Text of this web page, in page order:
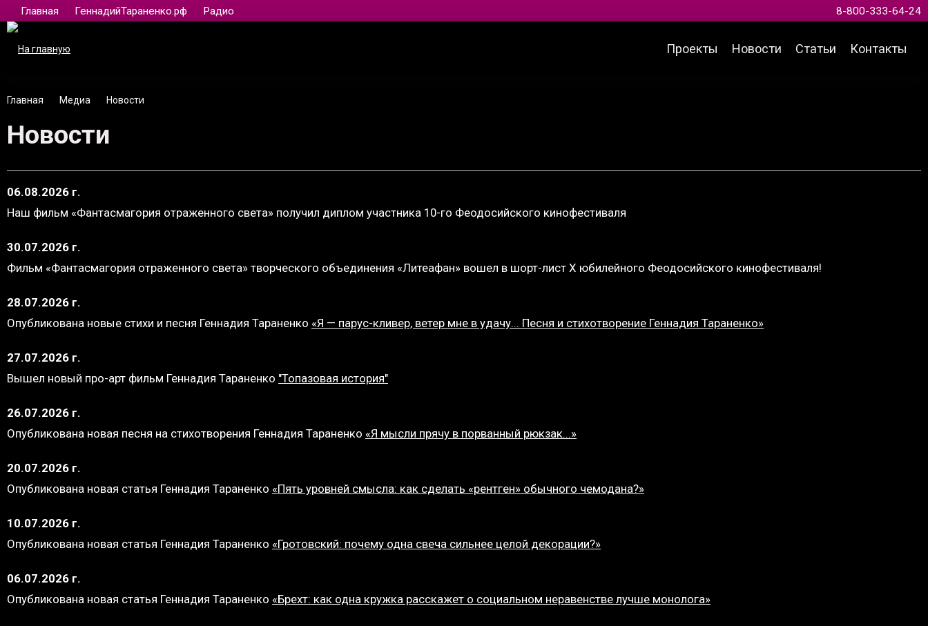
Главная ГеннадийТараненко.рф Радио 8-800-333-64-24
Проекты Новости Статьи Контакты
Главная Медиа Новости
Новости
06.08.2026 г.
Наш фильм «Фантасмагория отраженного света» получил диплом участника 10-го Феодосийского кинофестиваля
30.07.2026 г.
Фильм «Фантасмагория отраженного света» творческого объединения «Литеафан» вошел в шорт-лист X юбилейного Феодосийского кинофестиваля!
28.07.2026 г.
Опубликована новые стихи и песня Геннадия Тараненко «Я — парус-кливер, ветер мне в удачу... Песня и стихотворение Геннадия Тараненко»
27.07.2026 г.
Вышел новый про-арт фильм Геннадия Тараненко "Топазовая история"
26.07.2026 г.
Опубликована новая песня на стихотворения Геннадия Тараненко «Я мысли прячу в порванный рюкзак...»
20.07.2026 г.
Опубликована новая статья Геннадия Тараненко «Пять уровней смысла: как сделать «рентген» обычного чемодана?»
10.07.2026 г.
Опубликована новая статья Геннадия Тараненко «Гротовский: почему одна свеча сильнее целой декорации?»
06.07.2026 г.
Опубликована новая статья Геннадия Тараненко «Брехт: как одна кружка расскажет о социальном неравенстве лучше монолога»